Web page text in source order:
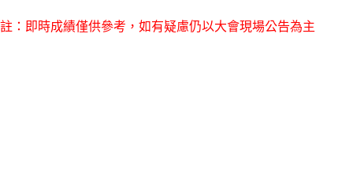
註：即時成績僅供參考，如有疑慮仍以大會現場公告為主